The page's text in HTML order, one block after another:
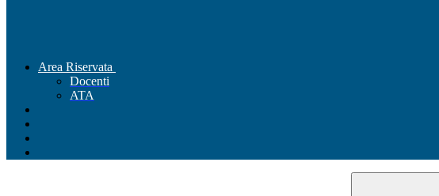
Area Riservata
Docenti
ATA